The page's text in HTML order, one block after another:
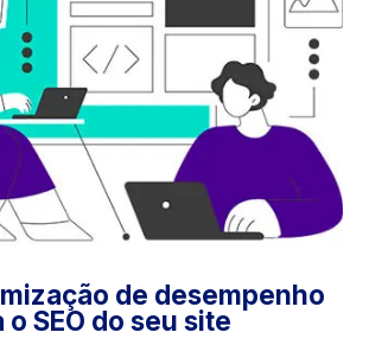
de desempenho
SEO do seu site